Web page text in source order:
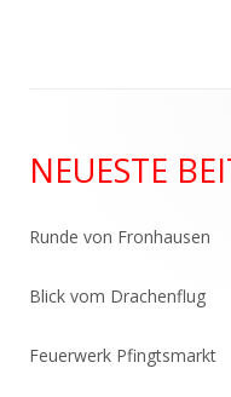
Seitenleiste
NEUESTE
Runde von Fronhausen
Blick vom Drachenflug
Feuerwerk Pfingtsmarkt